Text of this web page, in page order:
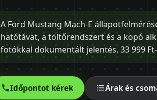
A Ford Mustang Mach-E
hatótávat, a töltőrendszert és a kopó
fotókkal dokumentált jelentés, 33 999
Időpontot kérek Árak és